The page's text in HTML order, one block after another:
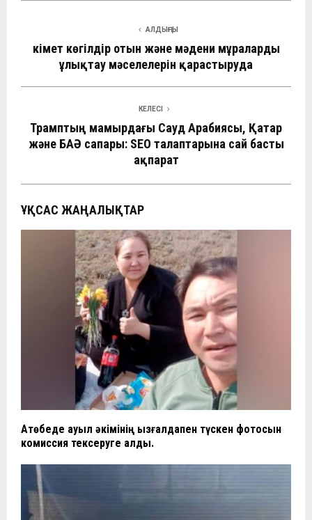
АЛДЫҢҒЫ
Үкімет көгілдір отын және мәдени мұраларды
ұлықтау мәселелерін қарастыруда
КЕЛЕСІ
Трамптың мамырдағы Сауд Арабиясы, Қатар
және БАӘ сапары: SEO талаптарына сай басты
ақпарат
ҰҚСАС ЖАҢАЛЫҚТАР
Ақтөбеде ауыл әкімінің қызғалдақпен түскен фотосын
комиссия тексеруге алды.